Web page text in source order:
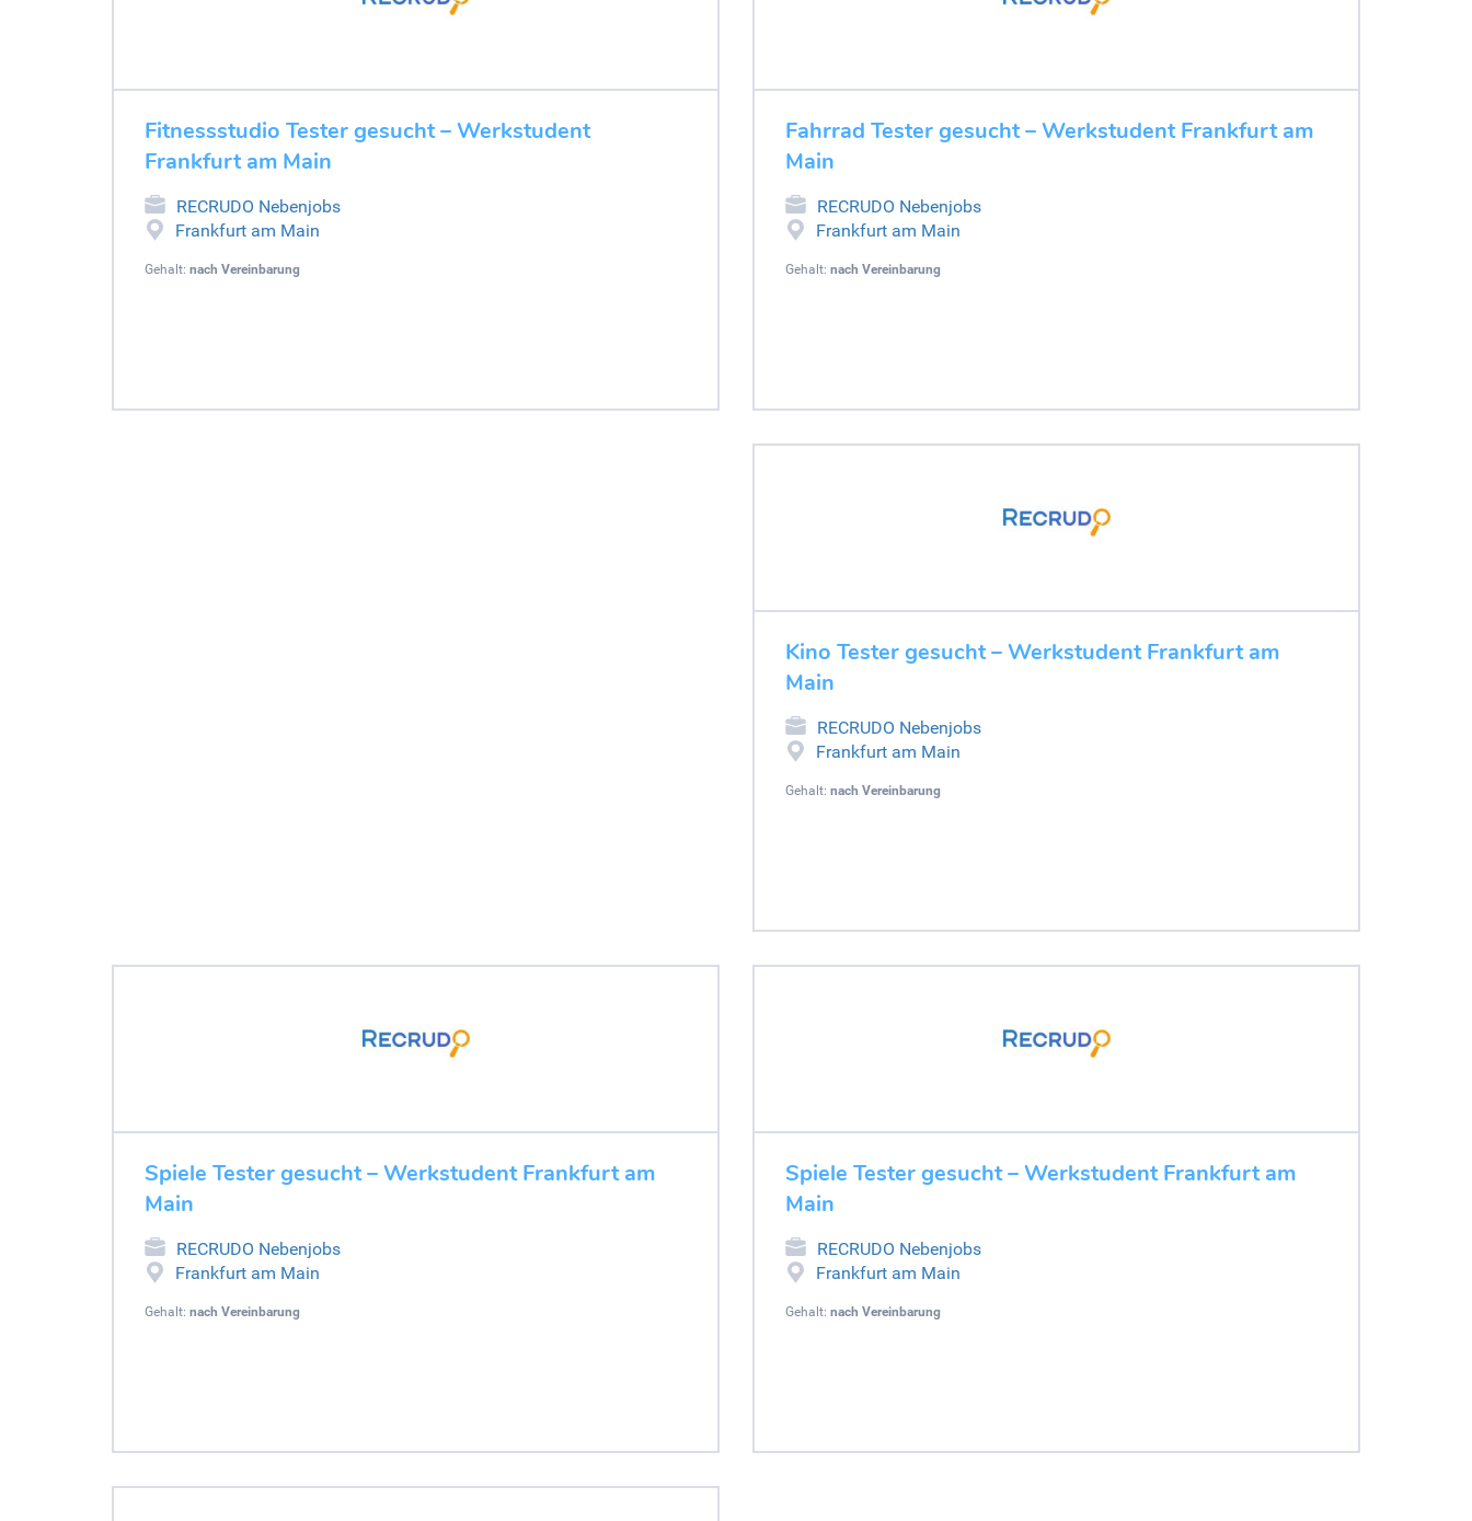
Fitnessstudio Tester gesucht – Werkstudent
Frankfurt am Main
RECRUDO Nebenjobs
Frankfurt am Main
Gehalt: nach Vereinbarung
Fahrrad Tester gesucht – Werkstudent Frankfurt am
Main
RECRUDO Nebenjobs
Frankfurt am Main
Gehalt: nach Vereinbarung
Kino Tester gesucht – Werkstudent Frankfurt am
Main
RECRUDO Nebenjobs
Frankfurt am Main
Gehalt: nach Vereinbarung
Spiele Tester gesucht – Werkstudent Frankfurt am
Main
RECRUDO Nebenjobs
Frankfurt am Main
Gehalt: nach Vereinbarung
Spiele Tester gesucht – Werkstudent Frankfurt am
Main
RECRUDO Nebenjobs
Frankfurt am Main
Gehalt: nach Vereinbarung